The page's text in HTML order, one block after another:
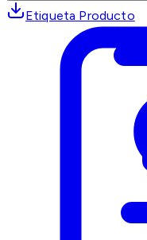
Etiqueta Producto